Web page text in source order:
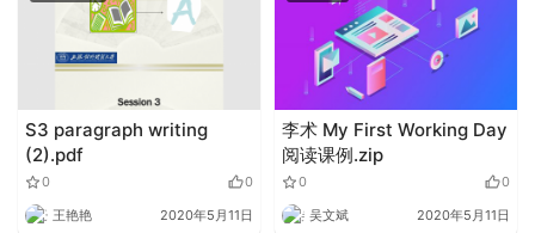
S3 paragraph writing
(2).pdf
0 0
王艳艳 2020年5月11日
李术 My First Working Day
阅读课例.zip
0 0
吴文斌 2020年5月11日